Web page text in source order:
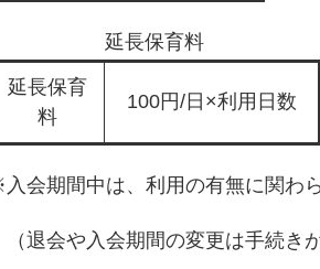
延長保育料
延長保育
料
100円/日×利用日数
会期間中は、利用の有無に関わ
退会や入会期間の変更は手続き